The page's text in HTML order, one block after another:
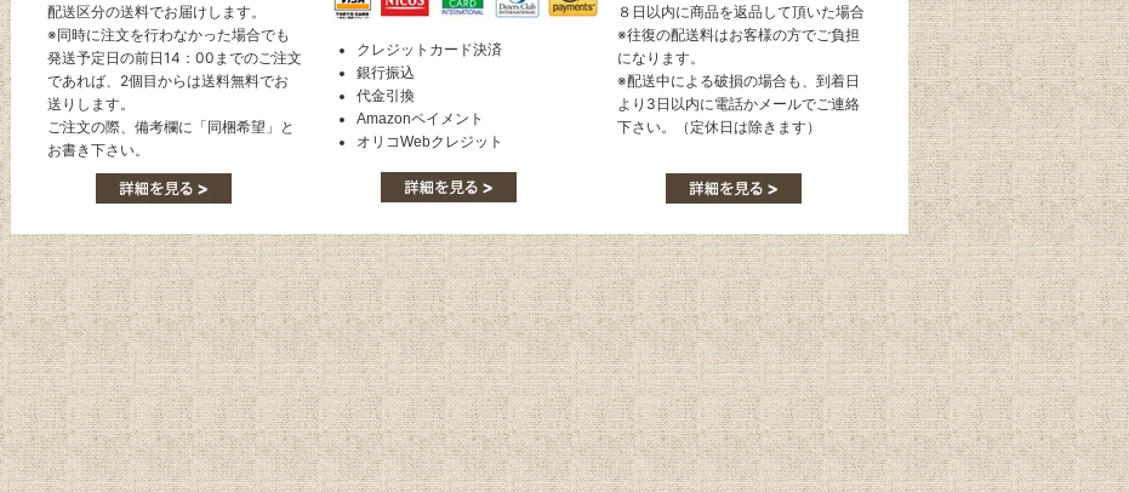
配送区分の送料でお届けします。
※同時に注文を行わなかった場合でも
発送予定日の前日14：00までのご注文
であれば、2個目からは送料無料でお
送りします。
ご注文の際、備考欄に「同梱希望」と
お書き下さい。
クレジットカード決済
銀行振込
代金引換
Amazonペイメント
オリコWebクレジット
８日以内に商品を返品して頂いた場合
※往復の配送料はお客様の方でご負担
になります。
※配送中による破損の場合も、到着日
より3日以内に電話かメールでご連絡
下さい。（定休日は除きます）